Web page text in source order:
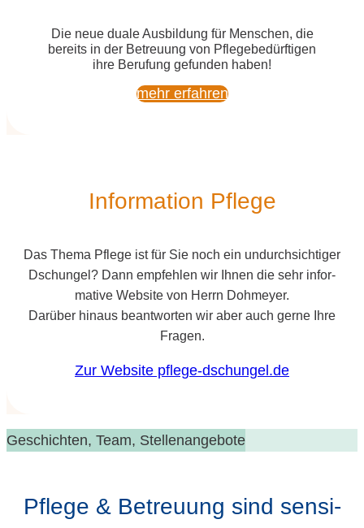
Die neue dua­le Aus­bil­dung für Men­schen, die
bereits in der Betreu­ung von Pfle­ge­be­dürf­ti­gen
ihre Beru­fung gefun­den haben!
mehr erfah­ren
Infor­ma­ti­on Pflege
Das The­ma Pfle­ge ist für Sie noch ein undurch­sich­ti­ger
Dschun­gel? Dann emp­feh­len wir Ihnen die sehr infor­
ma­ti­ve Web­site von Herrn Doh­mey­er.
Dar­über hin­aus beant­wor­ten wir aber auch ger­ne Ihre
Fragen.
Zur Web­site pflege-dschungel.de
Geschich­ten, Team, Stellenangebote
Pfle­ge & Betreu­ung sind sen­si­